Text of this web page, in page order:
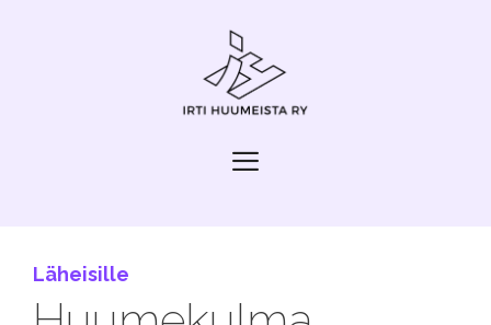
Läheisille